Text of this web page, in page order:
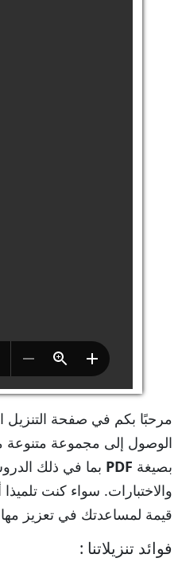
مرحبًا بكم في صفحة التنزيل
الوصول إلى مجموعة متنوعة من
بصيغة PDF بما في ذلك
والاختبارات. سواء كنت تلميذا
قيمة لمساعدتك في تعزيز
فوائد تنزيلاتنا :